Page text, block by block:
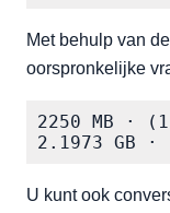
Met behulp van
oorspronkelijke
2250 MB ·
2.1973 GB ·
U kunt ook